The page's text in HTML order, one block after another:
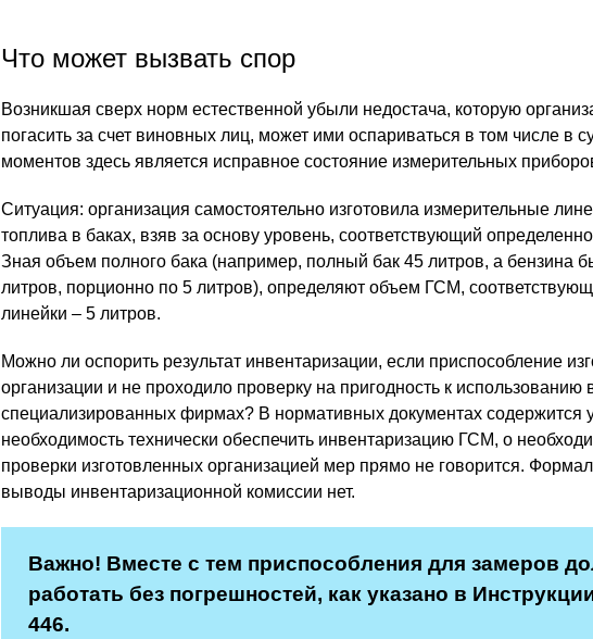
Что может вызвать спор
Возникшая сверх норм естественной убыли недостача, которую
погасить за счет виновных лиц, может ими оспариваться в том числе в
моментов здесь является исправное состояние измерительных
Ситуация: организация самостоятельно изготовила измерительные
топлива в баках, взяв за основу уровень, соответствующий
Зная объем полного бака (например, полный бак 45 литров, а бензина
литров, порционно по 5 литров), определяют объем ГСМ,
линейки – 5 литров.
Можно ли оспорить результат инвентаризации, если приспособление
организации и не проходило проверку на пригодность к использованию
специализированных фирмах? В нормативных документах содержится
необходимость технически обеспечить инвентаризацию ГСМ, о
проверки изготовленных организацией мер прямо не говорится.
выводы инвентаризационной комиссии нет.
Важно! Вместе с тем приспособления для замеров
работать без погрешностей, как указано в
446.